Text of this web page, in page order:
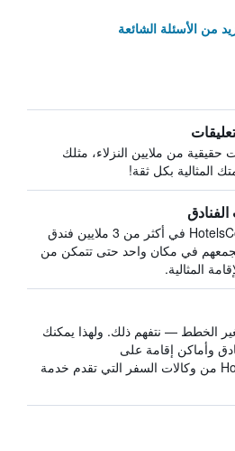
من الأسئلة الشائعة
حقيقية من ملايين النزلاء، مثلك
المثالية بكل ثقة!
يبحث HotelsCombined في أكثر من 3 ملايين فندق
في مكان واحد حتى تتمكن من
المثالية.
الخطط — نتفهم ذلك. ولهذا يمكنك
وأماكن إقامة على
HotelsCombined من وكالات السفر التي تقدم خدمة